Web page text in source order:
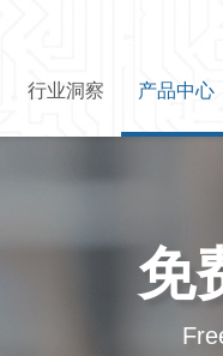
行业洞察 产品中心
免